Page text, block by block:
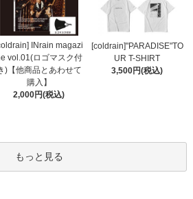
INrain magazi
vol.01(ロゴマスク付
)【他商品とあわせて
購入】
2,000円(税込)
[coldrain]"PARADISE"TO
UR T-SHIRT
3,500円(税込)
もっと見る